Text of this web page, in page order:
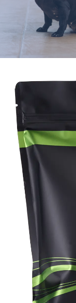
Varumärken
Events